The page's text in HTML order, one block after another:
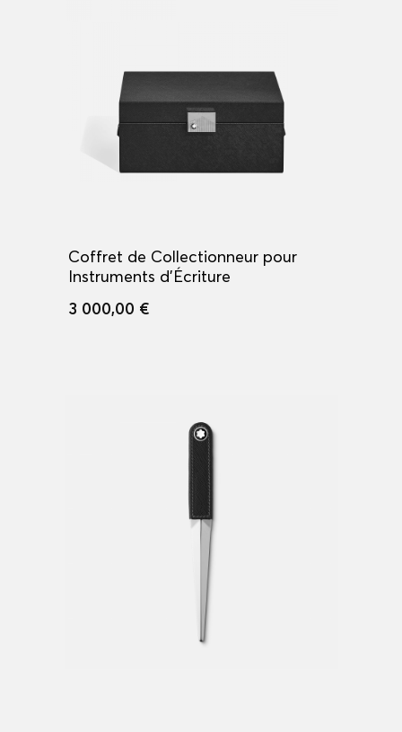
Coffret de Collectionneur pour
Instruments d'Écriture
3 000,00 €